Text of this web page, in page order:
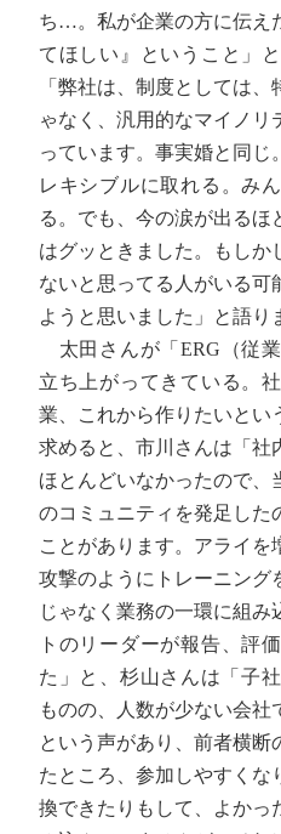
ち…。私が企業の方に伝え
てほしい』ということ」
「弊社は、制度としては
ゃなく、汎用的なマイノリ
っています。事実婚と同じ
レキシブルに取れる。み
る。でも、今の涙が出る
はグッときました。もしか
ないと思ってる人がいる
ようと思いました」と語り
太田さんが「ERG（従
立ち上がってきている。
業、これから作りたいとい
求めると、市川さんは「社
ほとんどいなかったので、
のコミュニティを発足した
ことがあります。アライを
攻撃のようにトレーニング
じゃなく業務の一環に組み
トのリーダーが報告、評
た」と、杉山さんは「子
ものの、人数が少ない会
という声があり、前者横
たところ、参加しやすくな
換できたりもして、よかっ